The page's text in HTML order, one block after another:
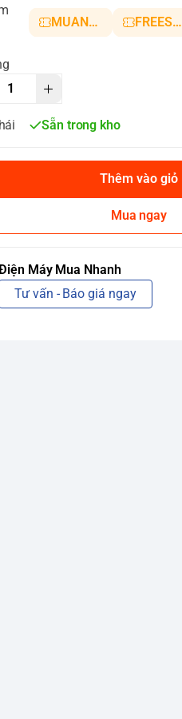
MUANHANH01 FREESHIP5
Sẵn trong kho
Thêm vào giỏ
Mua ngay
Máy Mua Nhanh
Tư vấn - Báo giá ngay